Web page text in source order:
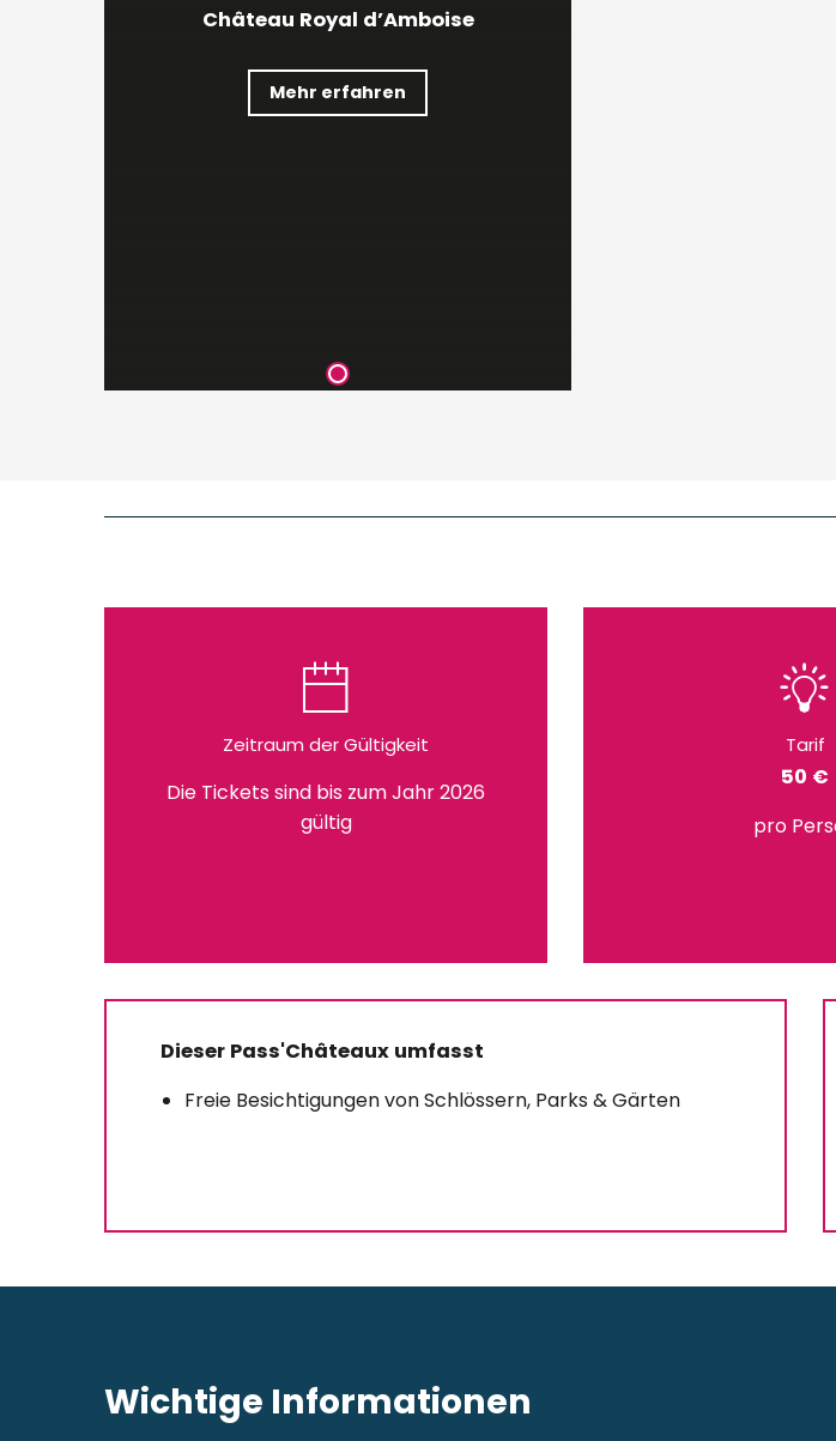
Château Royal d’Amboise
Mehr erfahren
Zeitraum der Gültigkeit
Die Tickets sind bis zum Jahr 2026
gültig
Tarif
50 €
pro
Dieser Pass'Châteaux umfasst
Freie Besichtigungen von Schlössern, Parks & Gärten
Wichtige Informationen